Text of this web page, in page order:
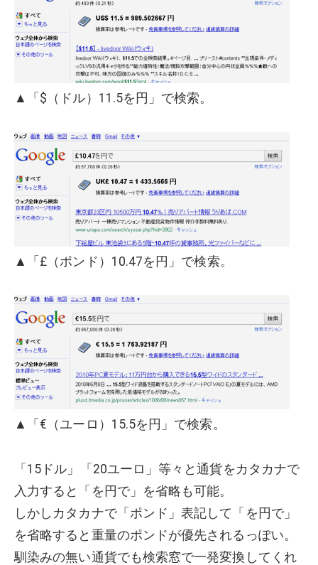
▲「$（ドル）11.5を円」で検索。
▲「£（ポンド）10.47を円」で検索。
▲「€（ユーロ）15.5を円」で検索。
「15ドル」「20ユーロ」等々と通貨をカタカナで
入力すると「を円で」を省略も可能。
しかしカタカナで「ポンド」表記して「を円で」
を省略すると重量のポンドが優先されるっぽい。
馴染みの無い通貨でも検索窓で一発変換してくれ